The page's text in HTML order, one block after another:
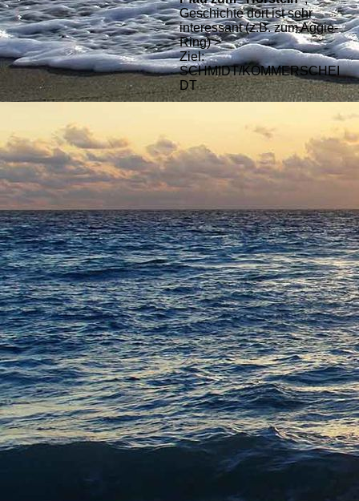
Geschichte dort ist sehr
interessant (z.B. zum Aggie-
Ring) >
Ziel:
SCHMIDT/KOMMERSCHEI
DT